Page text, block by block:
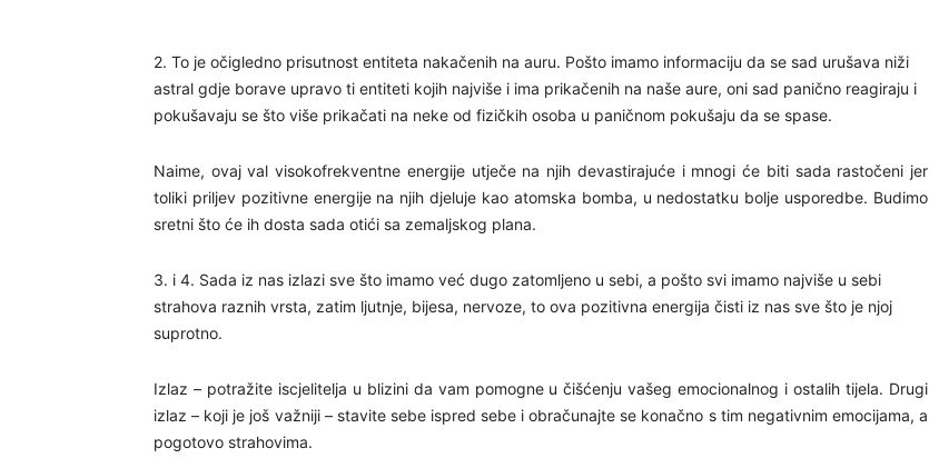
2. To je očigledno prisutnost entiteta nakačenih na auru. Pošto imamo informaciju da se sad urušava niži
astral gdje borave upravo ti entiteti kojih najviše i ima prikačenih na naše aure, oni sad panično reagiraju i
pokušavaju se što više prikačati na neke od fizičkih osoba u paničnom pokušaju da se spase.
Naime, ovaj val visokofrekventne energije utječe na njih devastirajuće i mnogi će biti sada rastočeni jer
toliki priljev pozitivne energije na njih djeluje kao atomska bomba, u nedostatku bolje usporedbe. Budimo
sretni što će ih dosta sada otići sa zemaljskog plana.
3. i 4. Sada iz nas izlazi sve što imamo već dugo zatomljeno u sebi, a pošto svi imamo najviše u sebi
strahova raznih vrsta, zatim ljutnje, bijesa, nervoze, to ova pozitivna energija čisti iz nas sve što je njoj
suprotno.
Izlaz – potražite iscjelitelja u blizini da vam pomogne u čišćenju vašeg emocionalnog i ostalih tijela. Drugi
izlaz – koji je još važniji – stavite sebe ispred sebe i obračunajte se konačno s tim negativnim emocijama, a
pogotovo strahovima.